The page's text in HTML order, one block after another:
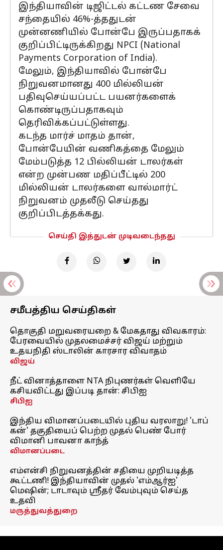
இந்தியாவின் டிஜிட்டல் கட்டண சேவை
சந்தையில் 46%-த்ததுடன்
முன்னணியில் போன்பே இருப்பதாகக்
குறிப்பிட்டிருக்கிறது NPCI (National
Payments Corporation of India).
மேலும், இந்தியாவில் போன்பே
நிறுவனமானது 400 மில்லியன்
பதிவுசெய்யப்பட்ட பயனர்களைக்
கொண்டிருப்பதாகவும்
தெரிவிக்கப்பட்டுள்ளது.
கடந்த மார்ச் மாதம் தான்,
போன்பேயின் வணிகத்தை மேலும்
மேம்படுத்த 12 பில்லியன் டாலர்கள்
என்ற முன்பண மதிப்பீட்டில் 200
மில்லியன் டாலர்களை வால்மார்ட்
நிறுவனம் முதலீடு செய்தது
குறிப்பிடத்தக்கது.
செய்தி இத்துடன் முடிவடைந்தது
சமீபத்திய செய்திகள்
தொகுதி மறுவரையறை & மேகதாது விவகாரம்:
பேரவையில் முதலமைச்சர் விஜய் மற்றும்
உதயநிதி ஸ்டாலின் காரசார விவாதம்
விஜய்
நீட் வினாத்தாளை NTA நிபுணர்கள் வெளியே
கசியவிட்டது இப்படி தான்: சிபிஐ
சிபிஐ
இந்திய விமானப்படையில் புதிய வரலாறு! 'டாப்
கன்' தகுதியைப் பெற்ற முதல் பெண் போர்
விமானி பாவனா காந்த்
விமானப்படை
எம்என்சி நிறுவனத்தின் சதியை முறியடித்த
கூட்டணி! இந்தியாவின் முதல் 'எம்ஆர்ஐ'
மெஷின்; டாடாவும் ஸ்ரீதர் வேம்புவும் செய்த
உதவி
மருத்துவத்துறை